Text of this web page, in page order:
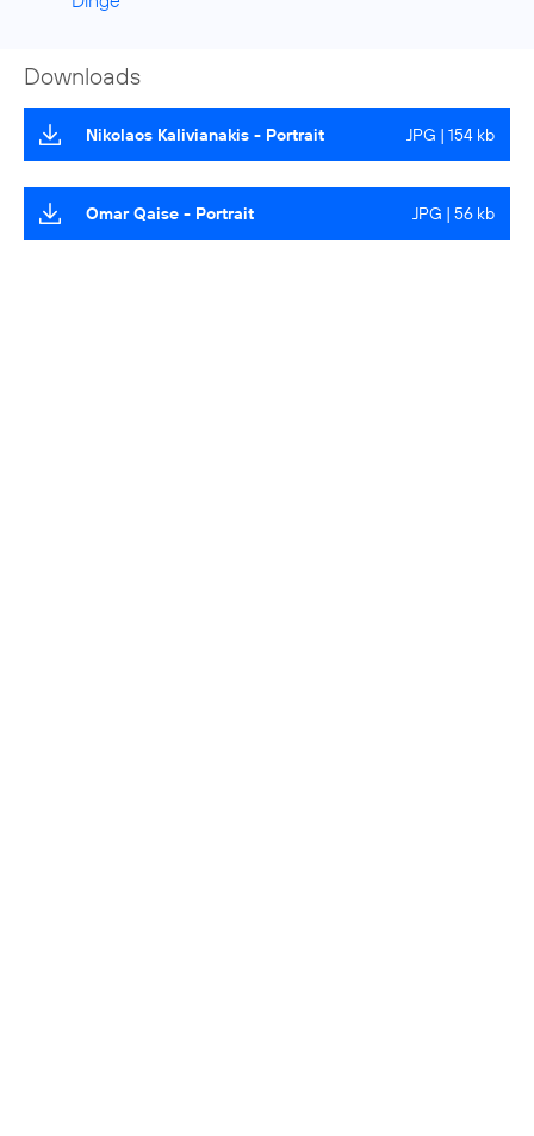
Downloads
Nikolaos Kalivianakis - Portrait JPG | 154 kb
Omar Qaise - Portrait JPG | 56 kb